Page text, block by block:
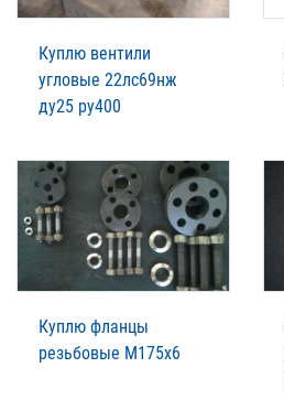
Куплю вентили
угловые 22лс69нж
ду25 ру400
Куплю фланцы
резьбовые М175х6